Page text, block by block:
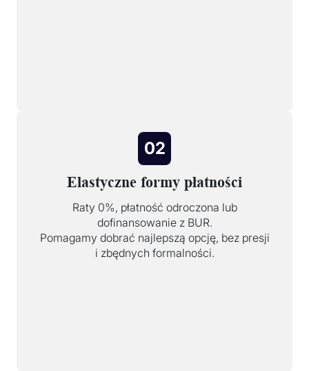
02
Elastyczne formy płatności
Raty 0%, płatność odroczona lub
dofinansowanie z BUR.
Pomagamy dobrać najlepszą opcję, bez presji
i zbędnych formalności.